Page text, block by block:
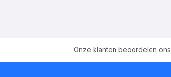
Onze klanten beoordelen